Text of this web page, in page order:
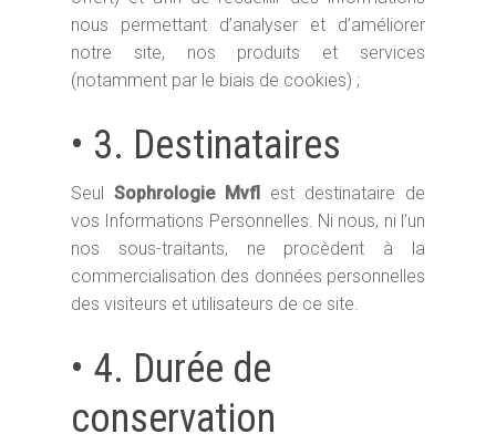
nous permettant d’analyser et d’améliorer
notre site, nos produits et services
(notamment par le biais de cookies) ;
• 3. Destinataires
SeulSophrologie Mvfl est destinataire de
vos Informations Personnelles. Ni nous, ni l’un
nos sous-traitants, ne procèdent à la
commercialisation des données personnelles
des visiteurs et utilisateurs de ce site.
• 4. Durée de
conservation